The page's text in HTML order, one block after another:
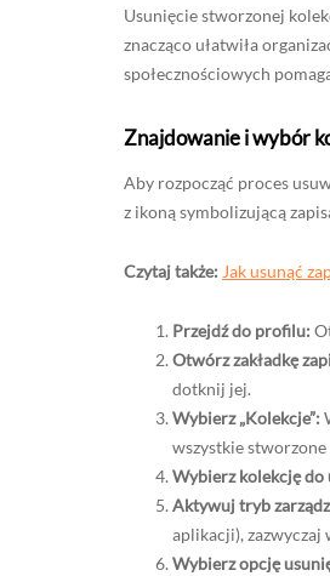
Usunięcie stworzonej
znacząco ułatwiła
społecznościowych
Znajdowanie i wybór
Aby rozpocząć proces
z ikoną symbolizującą
Czytaj także: Jak usunąć
Przejdź do profilu:
Otwórz zakładkę
dotknij jej.
Wybierz „Kolekcje”:
wszystkie stworzone
Wybierz kolekcję do
Aktywuj tryb
aplikacji),
Wybierz opcję